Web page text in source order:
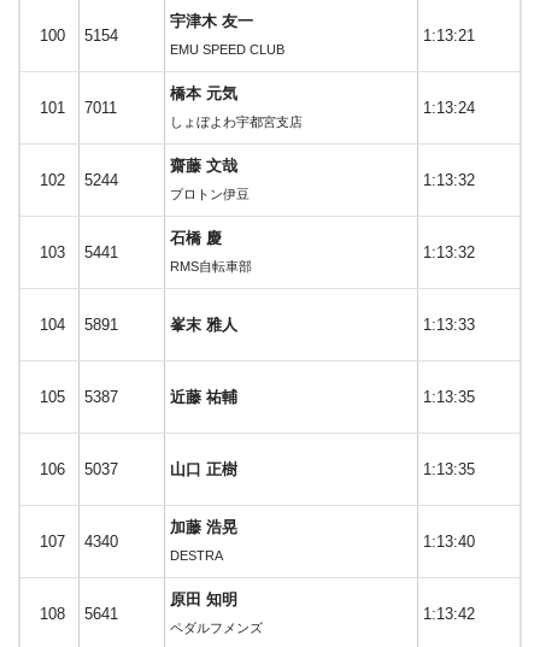
100 5154
宇津木 友一
EMU SPEED CLUB
1:13:21
101 7011
橋本 元気
しょぼよわ宇都宮支店
1:13:24
102 5244
齋藤 文哉
プロトン伊豆
1:13:32
103 5441
石橋 慶
RMS自転車部
1:13:32
104 5891 峯末 雅人 1:13:33
105 5387 近藤 祐輔 1:13:35
106 5037 山口 正樹 1:13:35
107 4340
加藤 浩晃
DESTRA
1:13:40
108 5641
原田 知明
ペダルフメンズ
1:13:42